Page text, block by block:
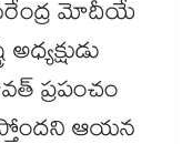
మోదీయే
ప్రపంచం
ఆయన